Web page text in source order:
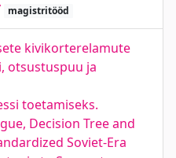
magistritööd
kivikorterelamute
otsustuspuu ja
toetamiseks.
Decision Tree and
Soviet-Era